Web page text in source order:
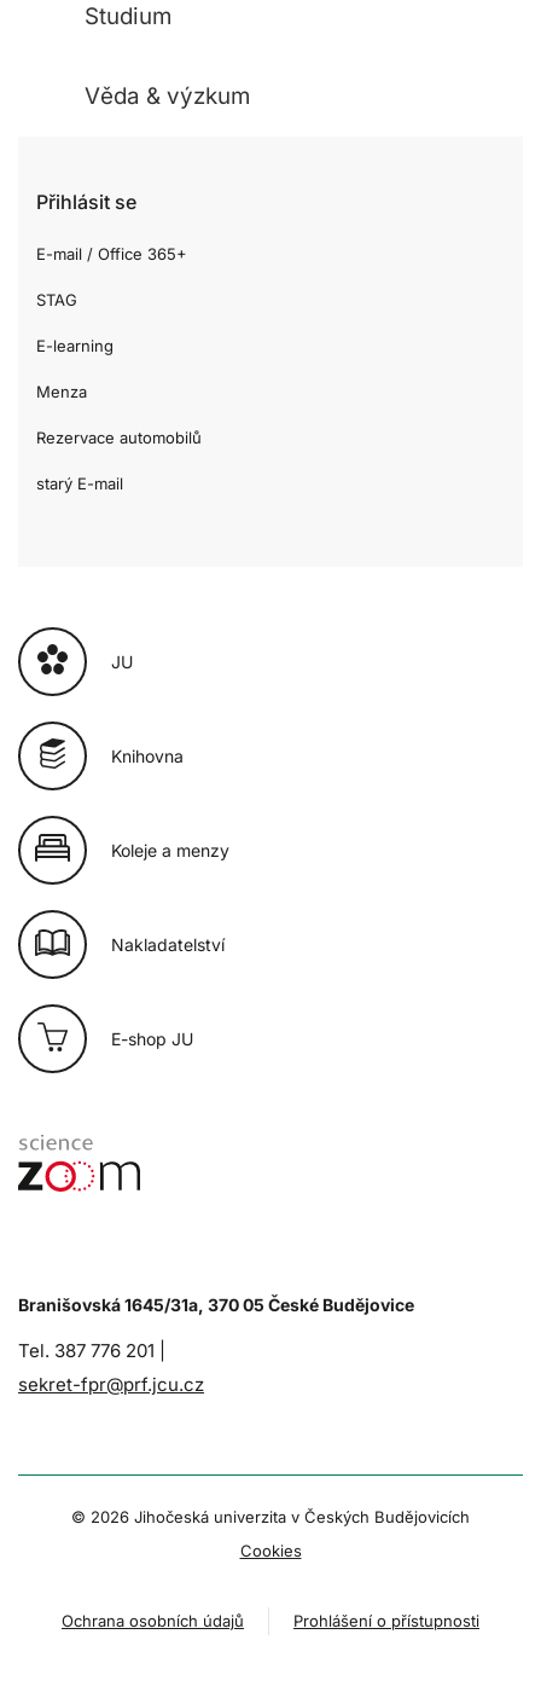
Studium
Věda & výzkum
Přihlásit se
E-mail / Office 365+
STAG
E-learning
Menza
Rezervace automobilů
starý E-mail
JU
Knihovna
Koleje a menzy
Nakladatelství
E-shop JU
Branišovská 1645/31a, 370 05 České Budějovice
Tel. 387 776 201 |
sekret-fpr@prf.jcu.cz
© 2026 Jihočeská univerzita v Českých Budějovicích
Cookies
Ochrana osobních údajů Prohlášení o přístupnosti